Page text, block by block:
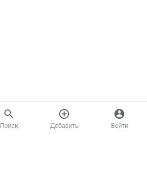
search
Поиск
add_circle_outline
Добавить
account_circle
Войти